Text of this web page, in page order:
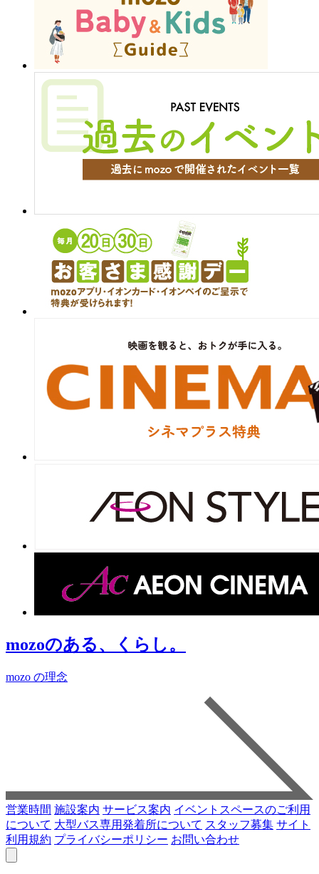
mozoのある、くらし。
mozo の理念
営業時間 施設案内 サービス案内 イベントスペースのご利用
について 大型バス専用発着所について スタッフ募集 サイト
利用規約 プライバシーポリシー お問い合わせ